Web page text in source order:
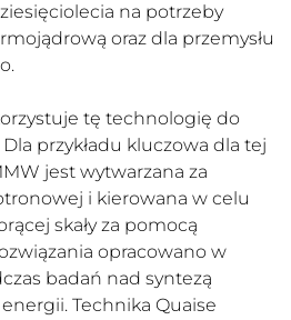
na potrzeby
oraz dla przemysłu
tę technologię do
przykładu kluczowa dla tej
jest wytwarzana za
i kierowana w celu
skały za pomocą
opracowano w
badań nad syntezą
Technika Quaise